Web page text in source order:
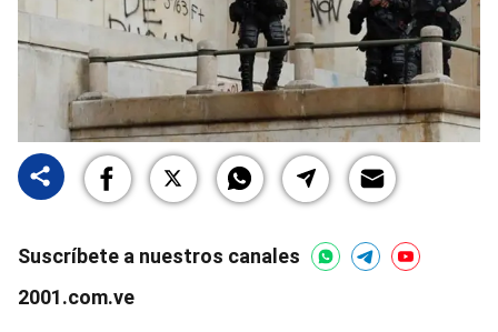
Suscríbete a nuestros canales
2001.com.ve